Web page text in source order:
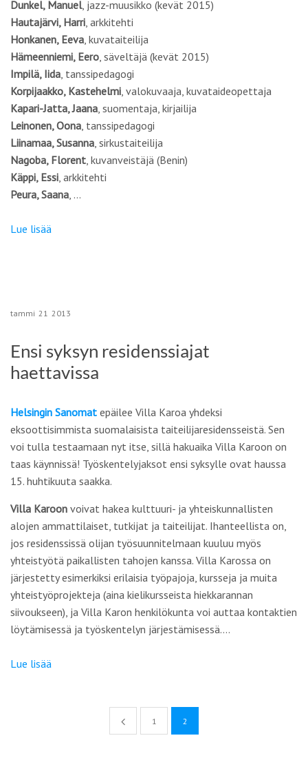
Dunkel, Manuel, jazz-muusikko (kevät 2015)
Hautajärvi, Harri, arkkitehti
Honkanen, Eeva, kuvataiteilija
Hämeenniemi, Eero, säveltäjä (kevät 2015)
Impilä, Iida, tanssipedagogi
Korpijaakko, Kastehelmi, valokuvaaja, kuvataideopettaja
Kapari-Jatta, Jaana, suomentaja, kirjailija
Leinonen, Oona, tanssipedagogi
Liinamaa, Susanna, sirkustaiteilija
Nagoba, Florent, kuvanveistäjä (Benin)
Käppi, Essi, arkkitehti
Peura, Saana, …
Lue lisää
tammi 21 2013
Ensi syksyn residenssiajat
haettavissa
Helsingin Sanomat epäilee Villa Karoa yhdeksi
eksoottisimmista suomalaisista taiteilijaresidensseistä. Sen
voi tulla testaamaan nyt itse, sillä hakuaika Villa Karoon on
taas käynnissä! Työskentelyjaksot ensi syksylle ovat haussa
15. huhtikuuta saakka.
Villa Karoon voivat hakea kulttuuri- ja yhteiskunnallisten
alojen ammattilaiset, tutkijat ja taiteilijat. Ihanteellista on,
jos residenssissä olijan työsuunnitelmaan kuuluu myös
yhteistyötä paikallisten tahojen kanssa. Villa Karossa on
järjestetty esimerkiksi erilaisia työpajoja, kursseja ja muita
yhteistyöprojekteja (aina kielikursseista hiekkarannan
siivoukseen), ja Villa Karon henkilökunta voi auttaa kontaktien
löytämisessä ja työskentelyn järjestämisessä.…
Lue lisää
1 2